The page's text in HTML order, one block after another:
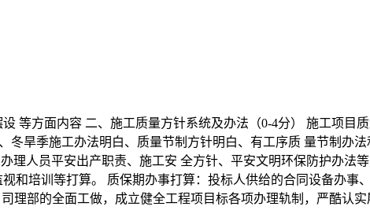
方面内容 二、施工质量方针系统及办法（0-4分） 施工项目
旱季施工办法明白、质量节制方针明白、有工序质 量节制办
人员平安出产职责、施工安 全方针、平安文明环保防护办法
和培训等打算。 质保期办事打算：投标人供给的合同设备办事
部的全面工做，成立健全工程项目标各项办理轨制，严酷认